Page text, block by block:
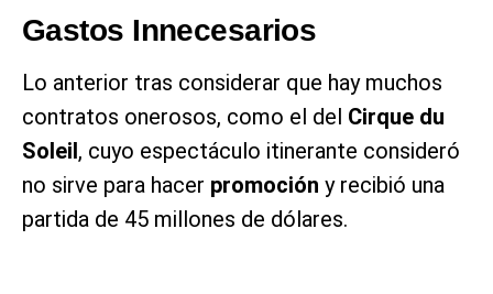
Gastos Innecesarios
Lo anterior tras considerar que hay muchos
contratos onerosos, como el del Cirque du
Soleil , cuyo espectáculo itinerante consideró
no sirve para hacer promoción y recibió una
partida de 45 millones de dólares.